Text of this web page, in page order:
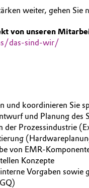
(AVB)
weiter, gehen
von unseren
das-sind-wir/
und koordinieren Sie
und Planung
der Prozessindustrie
von EMR-
Konzepte
Vorgaben